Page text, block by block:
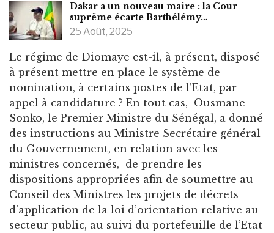
Dakar a un nouveau maire : la Cour
suprême écarte Barthélémy…
25 Août, 2025
Le régime de Diomaye est-il, à présent, disposé
à présent mettre en place le système de
nomination, à certains postes de l’Etat, par
appel à candidature ? En tout cas, Ousmane
Sonko, le Premier Ministre du Sénégal, a donné
des instructions au Ministre Secrétaire général
du Gouvernement, en relation avec les
ministres concernés, de prendre les
dispositions appropriées afin de soumettre au
Conseil des Ministres les projets de décrets
d’application de la loi d’orientation relative au
secteur public, au suivi du portefeuille de l’Etat